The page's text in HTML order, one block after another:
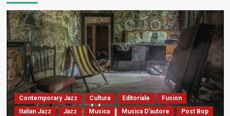
Contemporary Jazz Cultura Editoriale
Fusion
Italian Jazz
Jazz Musica Musica D'autore
Post Bop